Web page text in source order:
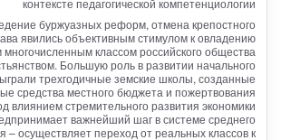
буржуазных реформ, отмена крепостного
явились объективным стимулом к овладению
классом российского общества
Большую роль в развитии начального
трехгодичные земские школы, созданные
средства местного бюджета и пожертвования
влиянием стремительного развития экономики
важнейший шаг в системе среднего
– осуществляет переход от реальных классов к